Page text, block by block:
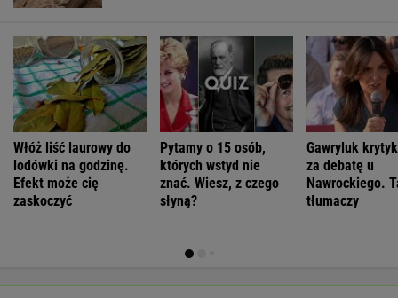
Włóż liść laurowy do
lodówki na godzinę.
Efekt może cię
zaskoczyć
Pytamy o 15 osób,
których wstyd nie
znać. Wiesz, z czego
słyną?
Gawryluk
za debatę u
Nawrockiego.
tłumaczy